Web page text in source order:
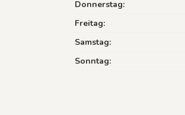
Donnerstag:
Freitag:
Samstag:
Sonntag: